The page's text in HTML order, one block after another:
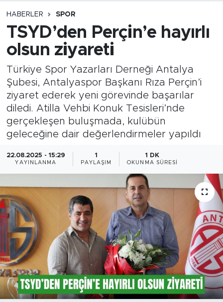
HABERLER SPOR
TSYD’den Perçin’e hayırlı
olsun ziyareti
Türkiye Spor Yazarları Derneği Antalya
Şubesi, Antalyaspor Başkanı Rıza Perçin’i
ziyaret ederek yeni görevinde başarılar
diledi. Atilla Vehbi Konuk Tesisleri’nde
gerçekleşen buluşmada, kulübün
geleceğine dair değerlendirmeler yapıldı
22.08.2025 - 15:29
YAYINLANMA
1
PAYLAŞIM
1 DK
OKUNMA SÜRESI